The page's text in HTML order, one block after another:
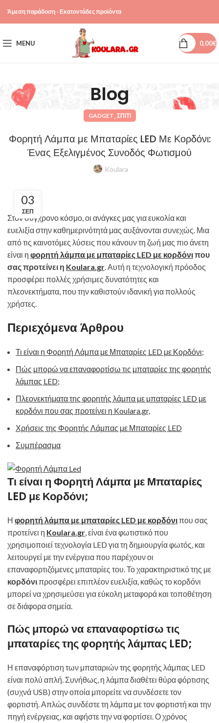
Άμεση παράδοση - Εκατοντάδες προϊόντα
MENU 0,00€
Blog
GADGET, ΣΠΊΤΙ
Φορητή Λάμπα με Μπαταρίες LED Με Κορδόνι:
Ένας Εξελιγμένος Συνοδός Φωτισμού
Koulara
03
ΣΕΠ
Στον σύγχρονο κόσμο, οι ανάγκες μας για ευκολία και
ευελιξία στην καθημερινότητά μας αυξάνονται συνεχώς. Μια
από τις καινοτόμες λύσεις που κάνουν τη ζωή μας πιο άνετη
είναι η φορητή λάμπα με μπαταρίες LED με κορδόνιπου
σας προτείνει η Koulara.gr. Αυτή η τεχνολογική πρόοδος
προσφέρει πολλές χρήσιμες δυνατότητες και
πλεονεκτήματα, που την καθιστούν ιδανική για πολλούς
χρήστες.
Περιεχόμενα Άρθρου
Τι είναι η Φορητή Λάμπα με Μπαταρίες LED με Κορδόνι;
Πώς μπορώ να επαναφορτίσω τις μπαταρίες της φορητής
λάμπας LED;
Πλεονεκτήματα της φορητής λάμπα με μπαταρίες LED με
κορδόνι που σας προτείνει η Koulara.gr,
Χρήσεις της Φορητής Λάμπας με Μπαταρίες LED
Συμπέρασμα
Τι είναι η Φορητή Λάμπα με Μπαταρίες
LED με Κορδόνι;
Η φορητή λάμπα με μπαταρίες LED με κορδόνιπου σας
προτείνει η Koulara.gr, είναι ένα φωτιστικό που
χρησιμοποιεί τεχνολογία LED για τη δημιουργία φωτός, και
λειτουργεί με την ενέργεια που παρέχουν οι
επαναφορτιζόμενες μπαταρίες του. Το χαρακτηριστικό της με
κορδόνιπροσφέρει επιπλέον ευελιξία, καθώς το κορδόνι
μπορεί να χρησιμεύσει για εύκολη μεταφορά και τοποθέτηση
σε διάφορα σημεία.
Πώς μπορώ να επαναφορτίσω τις
μπαταρίες της φορητής λάμπας LED;
Η επαναφόρτιση των μπαταριών της φορητής λάμπας LED
είναι πολύ απλή. Συνήθως, η λάμπα διαθέτει θύρα φόρτισης
(συχνά USB) στην οποία μπορείτε να συνδέσετε τον
φορτιστή. Απλώς συνδέστε τη λάμπα με τον φορτιστή και την
πηγή ενέργειας, και αφήστε την να φορτίσει. Ο χρόνος